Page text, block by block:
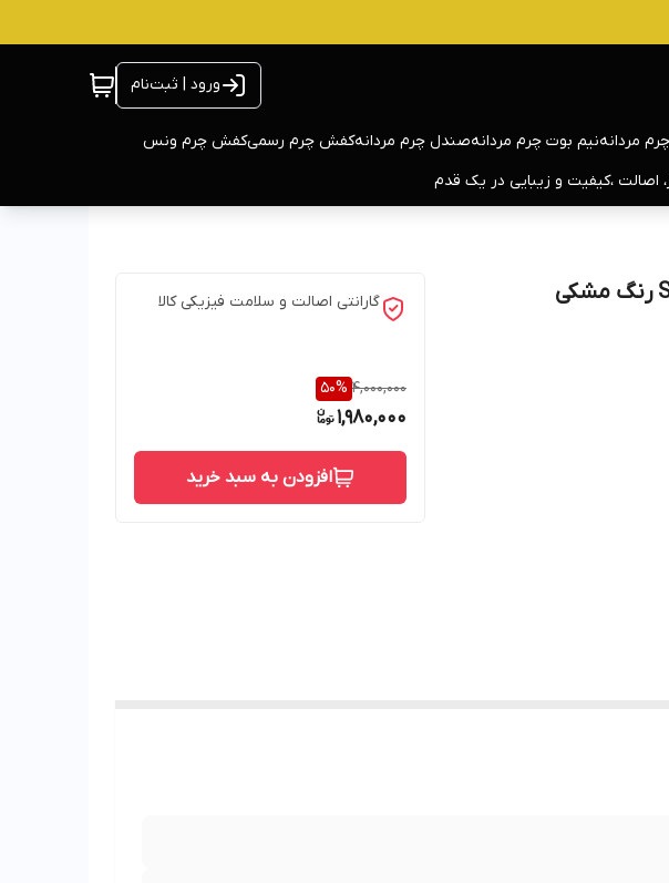
ورود | ثبت‌نام
مردانهنیم بوت چرم مردانهصندل چرم مردانهکفش چرم رسمیکفش چرم ونس
اصالت ،کیفیت و زیبایی در یک قدم
گارانتی اصالت و سلامت فیزیکی کالا
4,000,000
50%
1,980,000
افزودن به سبد خرید